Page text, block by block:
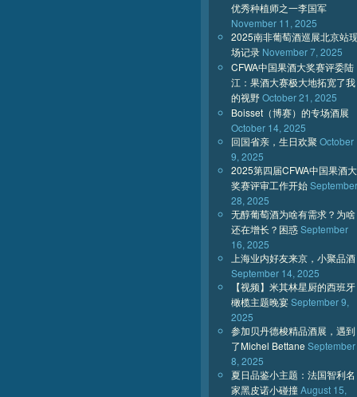
优秀种植师之一李国军
November 11, 2025
2025南非葡萄酒巡展北京站
场记录 November 7, 2025
CFWA中国果酒大奖赛评委陆
江：果酒大赛极大地拓宽了我
的视野October 21, 2025
Boisset（博赛）的专场酒展
October 14, 2025
回国省亲，生日欢聚 October
9, 2025
2025第四届CFWA中国果酒大
奖赛评审工作开始September
28, 2025
无醇葡萄酒为啥有需求？为啥
还在增长？困惑September
16, 2025
上海业内好友来京，小聚品酒
September 14, 2025
【视频】米其林星厨的西班牙
橄榄主题晚宴September 9,
2025
参加贝丹德梭精品酒展，遇到
了Michel Bettane September
8, 2025
夏日品鉴小主题：法国智利名
家黑皮诺小碰撞August 15,